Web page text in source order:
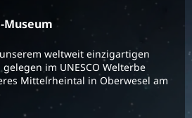
weltweit einzigartigen
im UNESCO Welterbe
Mittelrheintal in Oberwesel am